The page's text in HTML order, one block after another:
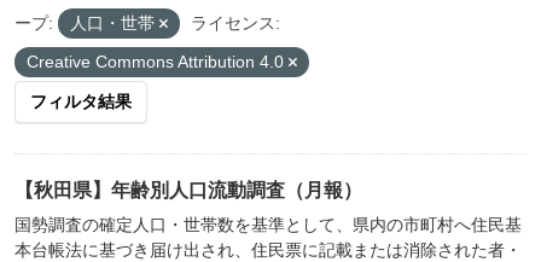
ープ:
人口・世帯
ライセンス:
Creative Commons Attribution 4.0
フィルタ結果
【秋田県】年齢別人口流動調査（月報）
国勢調査の確定人口・世帯数を基準として、県内の市町村へ住民基
本台帳法に基づき届け出され、住民票に記載または消除された者・